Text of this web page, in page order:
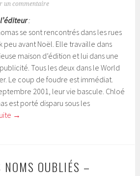
un commentaire
:
se sont rencontrés dans les rues
peu avant Noël. Elle travaille dans
maison d’édition et lui dans une
Tous les deux dans le World
Le coup de foudre est immédiat.
2001, leur vie bascule. Chloé
est porté disparu sous les
→
NOMS OUBLIÉS –